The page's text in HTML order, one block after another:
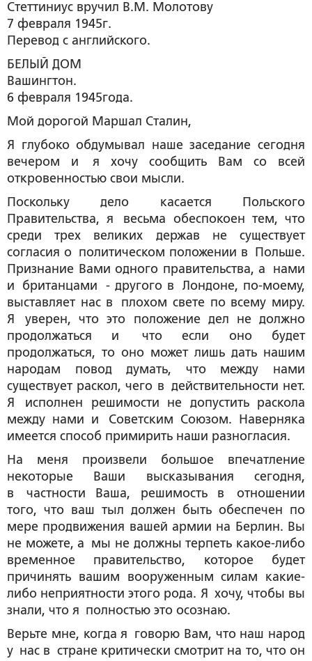
Стеттиниус вручил В.М. Молотову
7 февраля 1945г.
Перевод с английского.
БЕЛЫЙ ДОМ
Вашингтон.
6 февраля 1945года.
Мой дорогой Маршал Сталин,
Я глубоко обдумывал наше заседание сегодня
вечером и я хочу сообщить Вам со всей
откровенностью свои мысли.
Поскольку дело касается Польского
Правительства, я весьма обеспокоен тем, что
среди трех великих держав не существует
согласия о политическом положении в Польше.
Признание Вами одного правительства, а нами
и британцами - другого в Лондоне, по-моему,
выставляет нас в плохом свете по всему миру.
Я уверен, что это положение дел не должно
продолжаться и что если оно будет
продолжаться, то оно может лишь дать нашим
народам повод думать, что между нами
существует раскол, чего в действительности нет.
Я исполнен решимости не допустить раскола
между нами и Советским Союзом. Наверняка
имеется способ примирить наши разногласия.
На меня произвели большое впечатление
некоторые Ваши высказывания сегодня,
в частности Ваша, решимость в отношении
того, что ваш тыл должен быть обеспечен по
мере продвижения вашей армии на Берлин. Вы
не можете, а мы не должны терпеть какое-либо
временное правительство, которое будет
причинять вашим вооруженным силам какие-
либо неприятности этого рода. Я хочу, чтобы вы
знали, что я полностью это осознаю.
Верьте мне, когда я говорю Вам, что наш народ
у нас в стране критически смотрит на то, что он